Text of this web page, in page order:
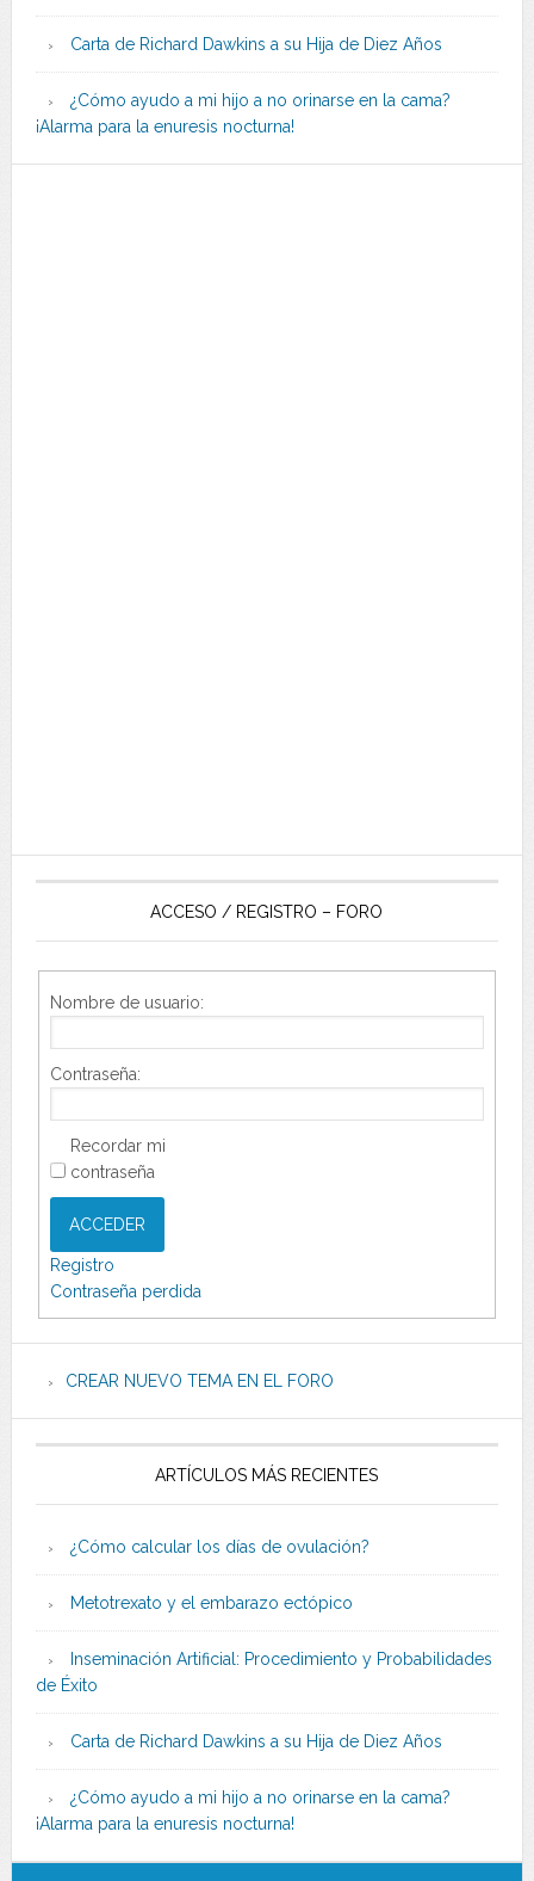
Carta de Richard Dawkins a su Hija de Diez Años
¿Cómo ayudo a mi hijo a no orinarse en la cama?
¡Alarma para la enuresis nocturna!
ACCESO / REGISTRO – FORO
Nombre de usuario:
Contraseña:
Recordar mi
contraseña
ACCEDER
Registro
Contraseña perdida
CREAR NUEVO TEMA EN EL FORO
ARTÍCULOS MÁS RECIENTES
¿Cómo calcular los días de ovulación?
Metotrexato y el embarazo ectópico
Inseminación Artificial: Procedimiento y Probabilidades
de Éxito
Carta de Richard Dawkins a su Hija de Diez Años
¿Cómo ayudo a mi hijo a no orinarse en la cama?
¡Alarma para la enuresis nocturna!